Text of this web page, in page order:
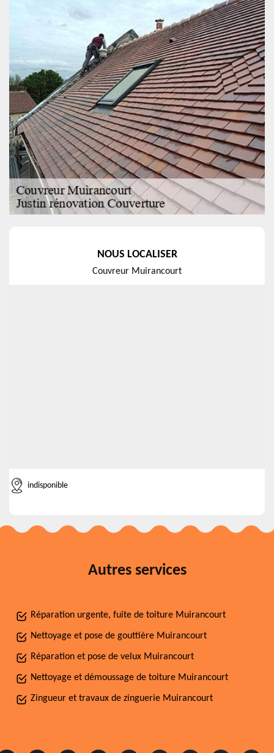
NOUS LOCALISER
Couvreur Muirancourt
indisponible
Autres services
Réparation urgente, fuite de toiture Muirancourt
Nettoyage et pose de gouttière Muirancourt
Réparation et pose de velux Muirancourt
Nettoyage et démoussage de toiture Muirancourt
Zingueur et travaux de zinguerie Muirancourt